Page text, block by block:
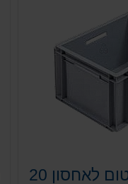
ארגז אפור אטום לאחסון 20